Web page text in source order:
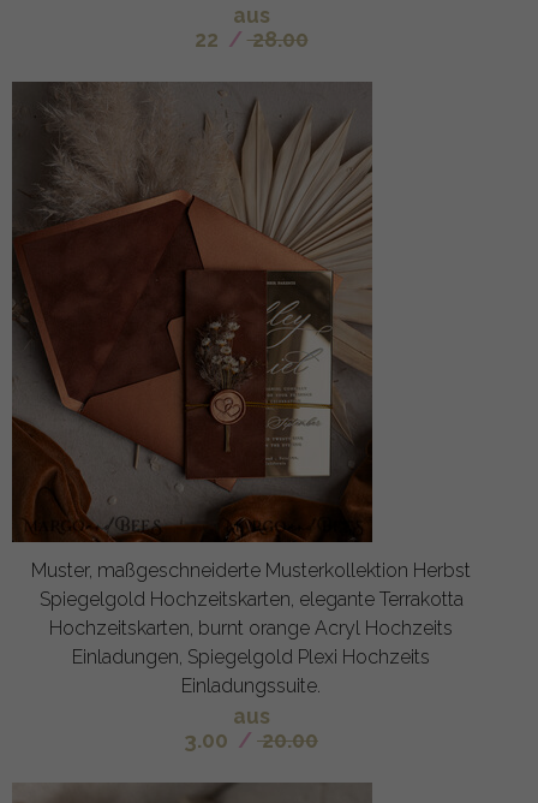
aus
22 / 28.00
Muster, maßgeschneiderte Musterkollektion Herbst
Spiegelgold Hochzeitskarten, elegante Terrakotta
Hochzeitskarten, burnt orange Acryl Hochzeits
Einladungen, Spiegelgold Plexi Hochzeits
Einladungssuite.
aus
3.00 / 20.00